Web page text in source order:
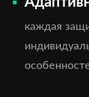
каждая